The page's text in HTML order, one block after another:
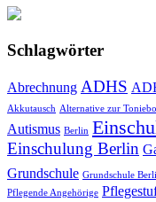
Schlagwörter
Abrechnung ADHS
Akkutausch Alternative zur
Autismus Berlin
Einschulung Berlin
Grundschule Grundschule
Pflegende Angehörige